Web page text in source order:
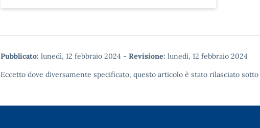
Pubblicato: lunedì, 12 febbraio 2024 - Revisione: lunedì, 12 febbraio 2024
Eccetto dove diversamente specificato, questo articolo è stato rilasciato sotto